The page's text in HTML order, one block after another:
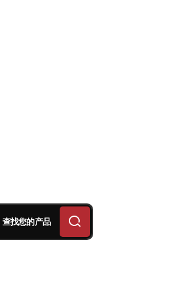
查找您的产品